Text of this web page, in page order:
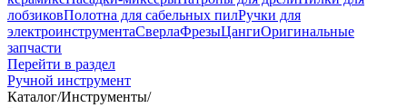
лобзиковПолотна для сабельных пилРучки для
электроинструментаСверлаФрезыЦангиОригинальные
запчасти
Перейти в раздел
Ручной инструмент
Каталог/Инструменты/